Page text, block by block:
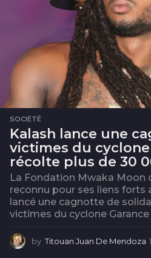
SOCIÉTÉ
Kalash lance une
victimes du
récolte plus de 30
La Fondation Mwaka Moon
reconnu pour ses liens forts
lancé une cagnotte de
victimes du cyclone Garance
by Titouan Juan De Mendoza